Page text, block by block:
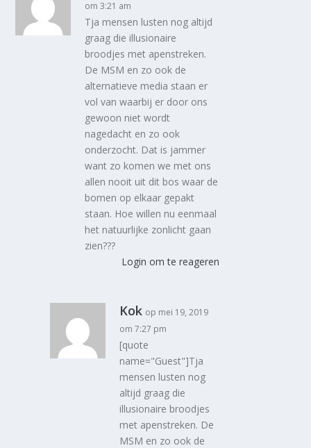
om 3:21 am
Tja mensen lusten nog altijd
graag die illusionaire
broodjes met apenstreken.
De MSM en zo ook de
alternatieve media staan er
vol van waarbij er door ons
gewoon niet wordt
nagedacht en zo ook
onderzocht. Dat is jammer
want zo komen we met ons
allen nooit uit dit bos waar de
bomen op elkaar gepakt
staan. Hoe willen nu eenmaal
het natuurlijke zonlicht gaan
zien???
Login om te reageren
Kok op mei 19, 2019
om 7:27 pm
[quote
name="Guest"]Tja
mensen lusten nog
altijd graag die
illusionaire broodjes
met apenstreken. De
MSM en zo ook de